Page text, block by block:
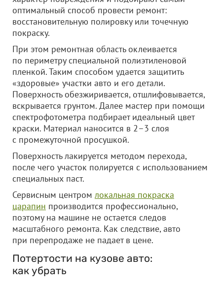
оптимальный способ провести ремонт:
восстановительную полировку или точечную
покраску.
При этом ремонтная область оклеивается
по периметру специальной полиэтиленовой
пленкой. Таким способом удается защитить
«здоровые» участки авто и его детали.
Поверхность обезжиривается, отшлифовывается,
вскрывается грунтом. Далее мастер при помощи
спектрофотометра подбирает идеальный цвет
краски. Материал наносится в 2–3 слоя
с промежуточной просушкой.
Поверхность лакируется методом перехода,
после чего участок полируется с использованием
специальных паст.
Сервисным центром локальная покраска
царапин производится профессионально,
поэтому на машине не остается следов
масштабного ремонта. Как следствие, авто
при перепродаже не падает в цене.
Потертости на кузове авто:
как убрать